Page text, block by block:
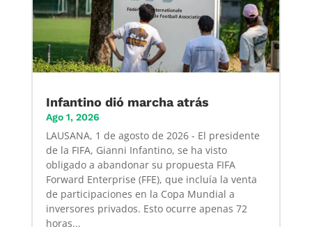
Infantino dió marcha atrás
Ago 1, 2026
LAUSANA, 1 de agosto de 2026 - El presidente
de la FIFA, Gianni Infantino, se ha visto
obligado a abandonar su propuesta FIFA
Forward Enterprise (FFE), que incluía la venta
de participaciones en la Copa Mundial a
inversores privados. Esto ocurre apenas 72
horas...